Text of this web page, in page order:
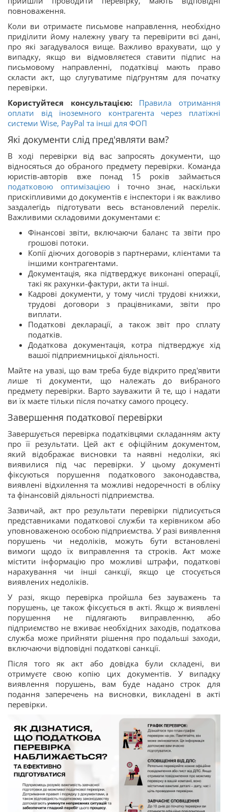
повноваження.
Коли ви отримаєте письмове направлення, необхідно
приділити йому належну увагу та перевірити всі дані,
про які загадувалося вище. Важливо врахувати, що у
випадку, якщо ви відмовляєтеся ставити підпис на
письмовому направленні, податківці мають право
скласти акт, що слугуватиме підґрунтям для початку
перевірки.
Користуйтеся консультацією:
Правила отримання
оплати від іноземного контрагента через платіжні
системи Wise, PayPal та інші для ФОП
Які документи слід пред'являти вам?
В ході перевірки від вас запросять документи, що
відносяться до обраного предмету перевірки. Команда
юристів-авторів вже понад 15 років займається
податковою оптимізацією і точно знає, наскільки
прискіпливими до документів є інспектори і як важливо
заздалегідь підготувати весь встановлений перелік.
Важливими складовими документами є:
Фінансові звіти, включаючи баланс та звіти про
грошові потоки.
Копії діючих договорів з партнерами, клієнтами та
іншими контрагентами.
Документація, яка підтверджує виконані операції,
такі як рахунки-фактури, акти та інші.
Кадрові документи, у тому числі трудові книжки,
трудові договори з працівниками, звіти про
виплати.
Податкові декларації, а також звіт про сплату
податків.
Додаткова документація, котра підтверджує хід
вашої підприємницької діяльності.
Майте на увазі, що вам треба буде відкрито пред'явити
лише ті документи, що належать до вибраного
предмету перевірки. Варто зауважити й те, що і надати
ви їх маєте тільки після початку самого процесу.
Завершення податкової перевірки
Завершується перевірка податківцями складанням акту
про її результати. Цей акт є офіційним документом,
який відображає висновки та наявні недоліки, які
виявилися під час перевірки. У цьому документі
фіксуються порушення податкового законодавства,
виявлені відхилення та можливі недоречності в обліку
та фінансовій діяльності підприємства.
Зазвичай, акт про результати перевірки підписується
представниками податкової служби та керівником або
уповноваженою особою підприємства. У разі виявлення
порушень чи недоліків, можуть бути встановлені
вимоги щодо їх виправлення та строків. Акт може
містити інформацію про можливі штрафи, податкові
нарахування чи інші санкції, якщо це стосується
виявлених недоліків.
У разі, якщо перевірка пройшла без зауважень та
порушень, це також фіксується в акті. Якщо ж виявлені
порушення не підлягають виправленню, або
підприємство не вживає необхідних заходів, податкова
служба може прийняти рішення про подальші заходи,
включаючи відповідні податкові санкції.
Після того як акт або довідка були складені, ви
отримуєте свою копію цих документів. У випадку
виявлення порушень, вам буде надано строк для
подання заперечень на висновки, викладені в акті
перевірки.